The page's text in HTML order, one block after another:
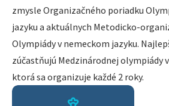
zmysle Organizačného poriadku
jazyku a aktuálnych Metodicko-
Olympiády v nemeckom jazyku.
zúčastňujú Medzinárodnej olympiády
ktorá sa organizuje každé 2 roky.